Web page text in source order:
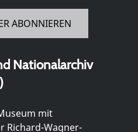
ABONNIEREN
Nationalarchiv
mit
Richard-Wagner-